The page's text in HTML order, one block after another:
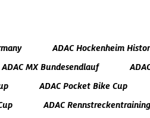
ADAC Hockenheim
ADAC MX Bundesendlauf
ADAC Pocket Bike Cup
ADAC Rennstreckentraining